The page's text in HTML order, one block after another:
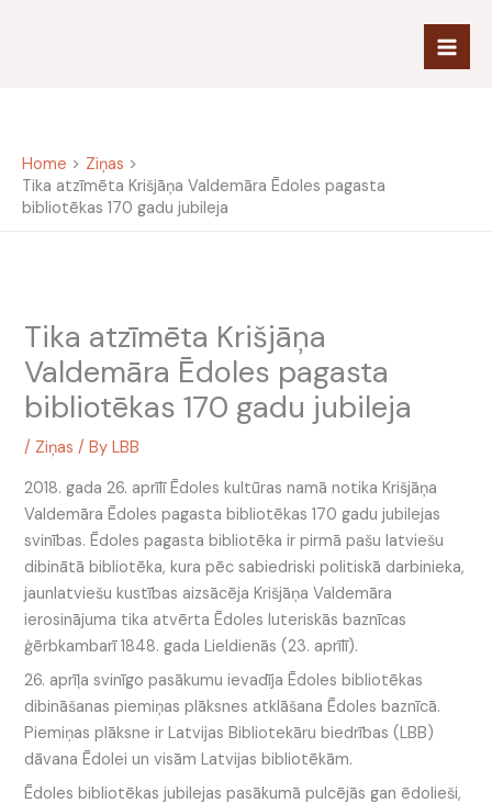
Home
Ziņas
Tika atzīmēta Krišjāņa Valdemāra Ēdoles pagasta
bibliotēkas 170 gadu jubileja
Tika atzīmēta Krišjāņa
Valdemāra Ēdoles pagasta
bibliotēkas 170 gadu jubileja
/ Ziņas / ByLBB
2018. gada 26. aprīlī Ēdoles kultūras namā notika Krišjāņa
Valdemāra Ēdoles pagasta bibliotēkas 170 gadu jubilejas
svinības. Ēdoles pagasta bibliotēka ir pirmā pašu latviešu
dibinātā bibliotēka, kura pēc sabiedriski politiskā darbinieka,
jaunlatviešu kustības aizsācēja Krišjāņa Valdemāra
ierosinājuma tika atvērta Ēdoles luteriskās baznīcas
ģērbkambarī 1848. gada Lieldienās (23. aprīlī).
26. aprīļa svinīgo pasākumu ievadīja Ēdoles bibliotēkas
dibināšanas piemiņas plāksnes atklāšana Ēdoles baznīcā.
Piemiņas plāksne ir Latvijas Bibliotekāru biedrības (LBB)
dāvana Ēdolei un visām Latvijas bibliotēkām.
Ēdoles bibliotēkas jubilejas pasākumā pulcējās gan ēdolieši,